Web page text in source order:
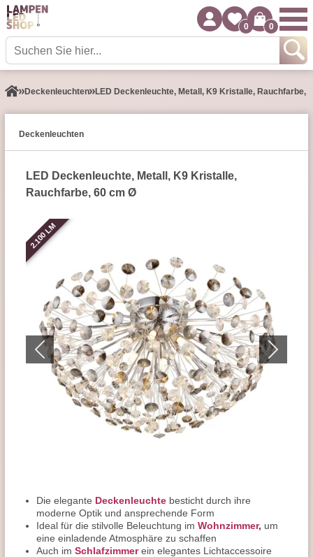
0 0
Decken­leuchten LED Deckenleuchte, Metall, K9 Kristalle, Rauchfarbe,
Decken­leuchten
LED Deckenleuchte, Metall, K9 Kristalle,
Rauchfarbe, 60 cm Ø
2.100 LM
Die elegante Deckenleuchte besticht durch ihre
moderne Optik und ansprechende Form
Ideal für die stilvolle Beleuchtung im Wohnzimmer, um
eine einladende Atmosphäre zu schaffen
Auch im Schlafzimmerein elegantes Lichtaccessoire